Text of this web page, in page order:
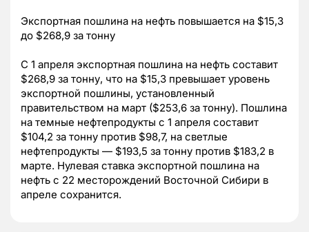
Экспортная пошлина на нефть повышается на $15,3
до $268,9 за тонну
С 1 апреля экспортная пошлина на нефть составит
$268,9 за тонну, что на $15,3 превышает уровень
экспортной пошлины, установленный
правительством на март ($253,6 за тонну). Пошлина
на темные нефтепродукты с 1 апреля составит
$104,2 за тонну против $98,7, на светлые
нефтепродукты — $193,5 за тонну против $183,2 в
марте. Нулевая ставка экспортной пошлина на
нефть с 22 месторождений Восточной Сибири в
апреле сохранится.